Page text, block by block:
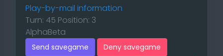
Play-by-mail information
Turn: 45 Position: 3
AlphaBeta
Send savegame Deny savegame